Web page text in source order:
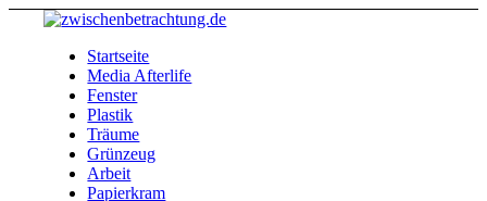
Startseite
Media Afterlife
Fenster
Plastik
Träume
Grünzeug
Arbeit
Papierkram